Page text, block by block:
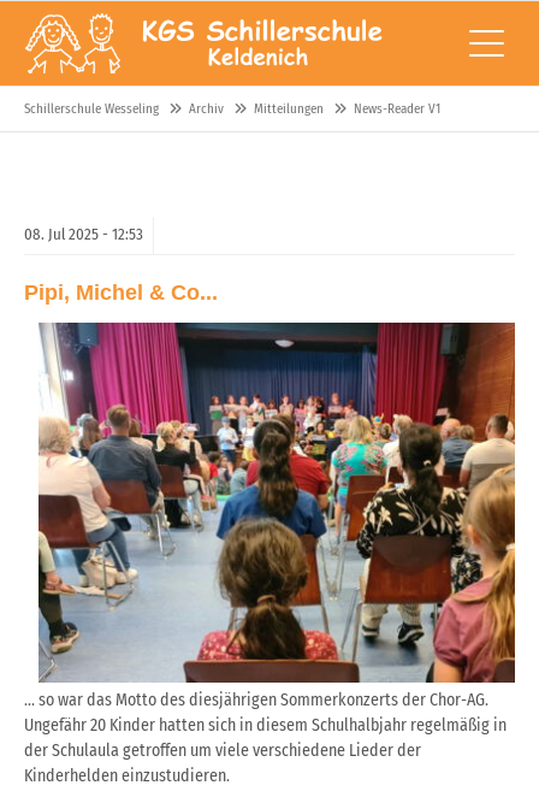
Schillerschule Wesseling Archiv Mitteilungen News-Reader V1
08. Jul 2025 - 12:53
Pipi, Michel & Co...
... so war das Motto des diesjährigen Sommerkonzerts der Chor-AG.
Ungefähr 20 Kinder hatten sich in diesem Schulhalbjahr regelmäßig in
der Schulaula getroffen um viele verschiedene Lieder der
Kinderhelden einzustudieren.